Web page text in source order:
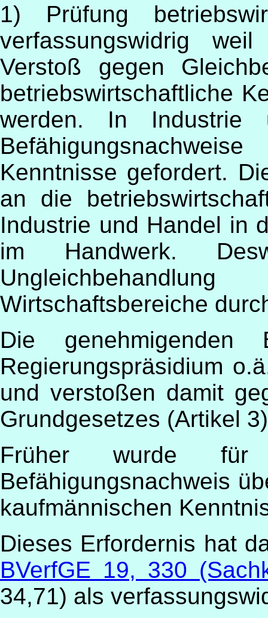
1) Prüfung
verfassungswidrig
Verstoß gegen
betriebswirtschaftliche
werden. In Industrie
Kenntnisse gefordert.
an die
Industrie und Handel in
im Handwerk.
Wirtschaftsbereiche
Die genehmigenden
Regierungspräsidium
und verstoßen damit
Grundgesetzes (Artikel
Früher wurde für
Befähigungsnachweis
kaufmännischen
Dieses Erfordernis hat
BVerfGE 19, 330
34,71) als